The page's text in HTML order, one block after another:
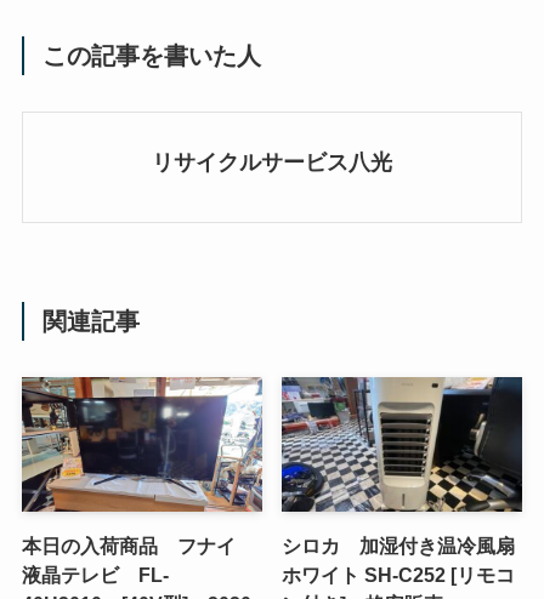
この記事を書いた人
リサイクルサービス八光
関連記事
本日の入荷商品 フナイ
液晶テレビ FL-
シロカ 加湿付き温冷風扇
ホワイト SH-C252 [リモコ